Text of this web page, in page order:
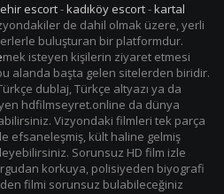
escort-kadıköy escort-kartal
de dahil olmak üzere, yerli
buluşturan bir platformdur.
mek isteyen kişilerin ziyaret etmesi
alanda başta gelen sitelerden biridir.
dublaj, Türkçe altyazı ya da
hdfilmseyret.online da dünya
Vizyondaki filmleri tek parça
efsaneleşmiş, kült haline gelmiş
Sorunsuz HD film izle
korkuya, polisiyeden biyografi
filmi sorunsuz bulabileceğiniz